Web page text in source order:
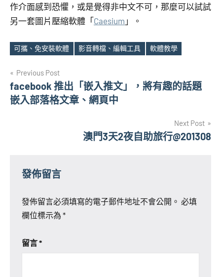
作介面感到恐懼，或是覺得非中文不可，那麼可以試試
另一套圖片壓縮軟體「Caesium 」。
Tags
可攜、免安裝軟體 影音轉檔、編輯工具 軟體教學
文
章
Previous Post
facebook 推出「嵌入推文」，將有趣的話題
嵌入部落格文章、網頁中
Next Post
澳門3天2夜自助旅行@201308
發佈留言
發佈留言必須填寫的電子郵件地址不會公開。 必填
欄位標示為 *
留言*